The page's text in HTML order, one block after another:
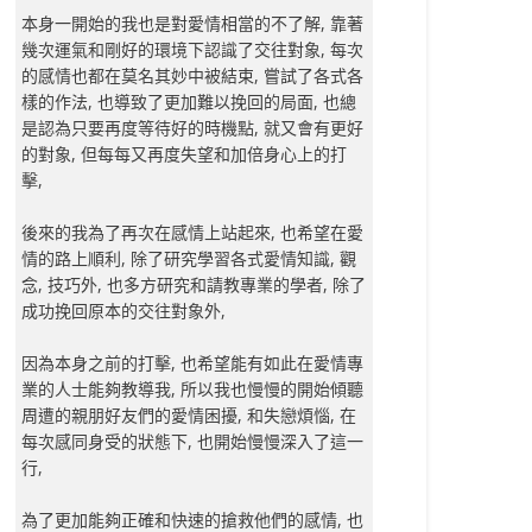
本身一開始的我也是對愛情相當的不了解, 靠著
幾次運氣和剛好的環境下認識了交往對象, 每次
的感情也都在莫名其妙中被結束, 嘗試了各式各
樣的作法, 也導致了更加難以挽回的局面, 也總
是認為只要再度等待好的時機點, 就又會有更好
的對象, 但每每又再度失望和加倍身心上的打
擊,
後來的我為了再次在感情上站起來, 也希望在愛
情的路上順利, 除了研究學習各式愛情知識, 觀
念, 技巧外, 也多方研究和請教專業的學者, 除了
成功挽回原本的交往對象外,
因為本身之前的打擊, 也希望能有如此在愛情專
業的人士能夠教導我, 所以我也慢慢的開始傾聽
周遭的親朋好友們的愛情困擾, 和失戀煩惱, 在
每次感同身受的狀態下, 也開始慢慢深入了這一
行,
為了更加能夠正確和快速的搶救他們的感情, 也